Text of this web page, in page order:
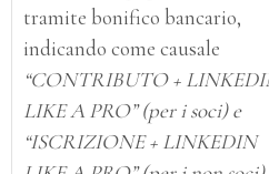
tramite bonifico bancario,
indicando come causale
“CONTRIBUTO +
LIKE A PRO” (per i soci) e
“ISCRIZIONE + LINKEDIN